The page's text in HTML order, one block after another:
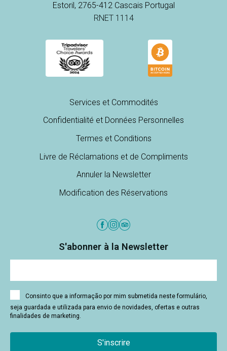
Estoril, 2765-412 Cascais Portugal
RNET 1114
Services et Commodités
Confidentialité et Données Personnelles
Termes et Conditions
Livre de Réclamations et de Compliments
Annuler la Newsletter
Modification des Réservations
S'abonner à la Newsletter
Consinto que a informação por mim submetida neste formulário,
seja guardada e utilizada para envio de novidades, ofertas e outras
finalidades de marketing.
S'inscrire